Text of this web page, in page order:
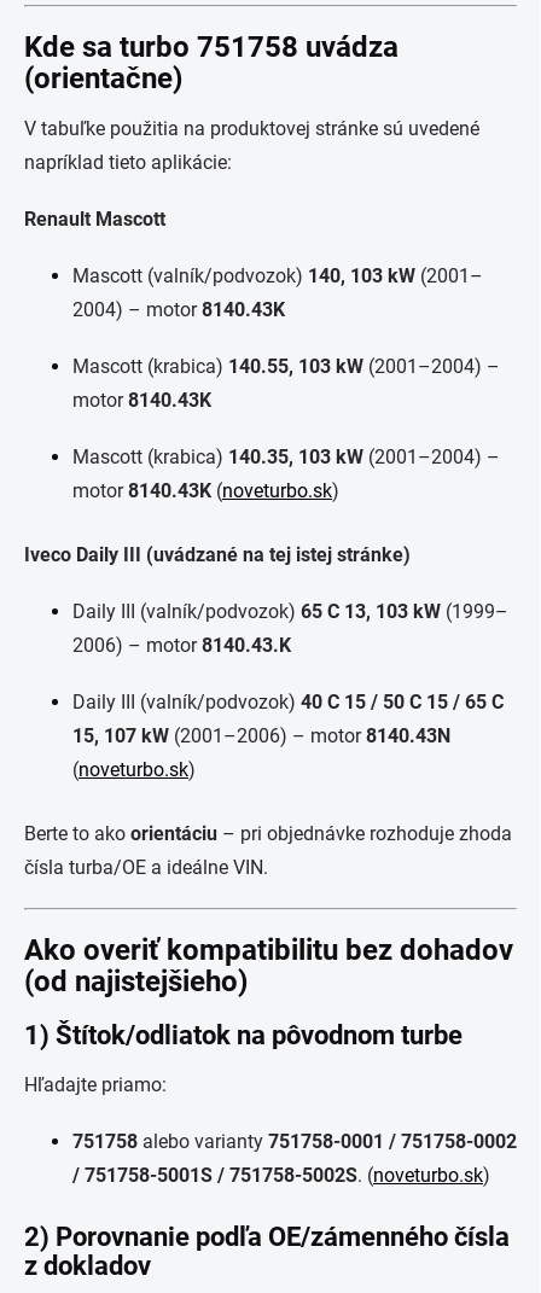
Kde sa turbo 751758 uvádza
(orientačne)
V tabuľke použitia na produktovej stránke sú uvedené
napríklad tieto aplikácie:
Renault Mascott
Mascott (valník/podvozok) 140, 103 kW (2001–
2004) – motor8140.43K
Mascott (krabica) 140.55, 103 kW (2001–2004) –
motor8140.43K
Mascott (krabica) 140.35, 103 kW (2001–2004) –
motor8140.43K (noveturbo.sk)
Iveco Daily III (uvádzané na tej istej stránke)
Daily III (valník/podvozok) 65 C 13, 103 kW (1999–
2006) – motor8140.43.K
Daily III (valník/podvozok) 40 C 15 / 50 C 15 / 65 C
15, 107 kW (2001–2006) – motor8140.43N
(noveturbo.sk)
Berte to ako orientáciu – pri objednávke rozhoduje zhoda
čísla turba/OE a ideálne VIN.
Ako overiť kompatibilitu bez dohadov
(od najistejšieho)
1) Štítok/odliatok na pôvodnom turbe
Hľadajte priamo:
751758 alebo varianty 751758-0001 / 751758-0002
/ 751758-5001S / 751758-5002S. (noveturbo.sk)
2) Porovnanie podľa OE/zámenného čísla
z dokladov